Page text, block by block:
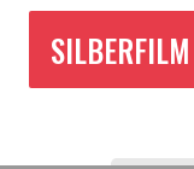
SILBERFILM